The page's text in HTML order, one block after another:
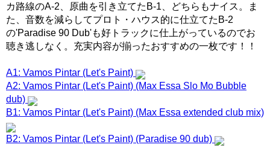
カ路線のA-2、原曲を引き立てたB-1、どちらもナイス。ま
た、音数を減らしてプロト・ハウス的に仕立てたB-2
の'Paradise 90 Dub'も好トラックに仕上がっているのでお
聴き逃しなく。充実内容が揃ったおすすめの一枚です！！
A1: Vamos Pintar (Let's Paint)
A2: Vamos Pintar (Let's Paint) (Max Essa Slo Mo Bubble
dub)
B1: Vamos Pintar (Let's Paint) (Max Essa extended club mix)
B2: Vamos Pintar (Let's Paint) (Paradise 90 dub)